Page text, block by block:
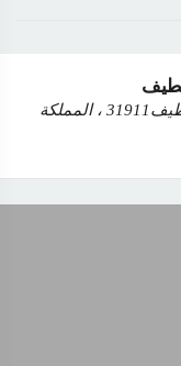
شارع الملك فيصل، التوبي، القطيف‎ 31911، المملكة